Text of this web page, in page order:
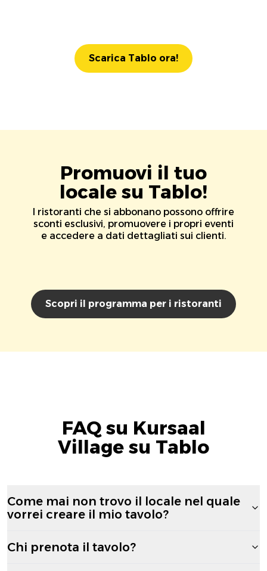
Scarica Tablo ora!
Promuovi il tuo
locale su Tablo!
I ristoranti che si abbonano possono offrire
sconti esclusivi, promuovere i propri eventi
e accedere a dati dettagliati sui clienti.
Scopri il programma per i ristoranti
FAQ su Kursaal
Village su Tablo
Come mai non trovo il locale nel quale
vorrei creare il mio tavolo?
Chi prenota il tavolo?